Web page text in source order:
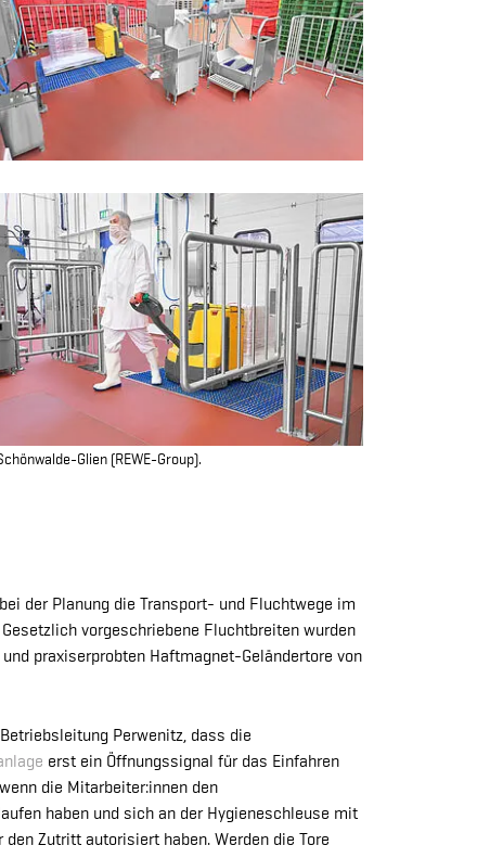
Glien (REWE-Group).
der Planung die Transport- und Fluchtwege im
vorgeschriebene Fluchtbreiten wurden
praxiserprobten Haftmagnet-Geländertore von
Perwenitz, dass die
erst ein Öffnungssignal für das Einfahren
die Mitarbeiter:innen den
haben und sich an der Hygieneschleuse mit
den Zutritt autorisiert haben. Werden die Tore